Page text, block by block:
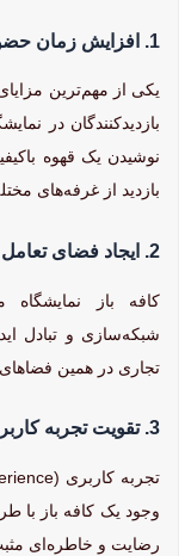
1. افزایش زمان حضور بازدیدکنندگان
یکی از مهم‌ترین
بازدیدکنندگان در
نوشیدن یک قهوه
بازدید از غرفه‌های
2. ایجاد فضای تعامل و شبکه‌سازی
کافه باز
شبکه‌سازی و تبادل
تجاری در همین
3. تقویت تجربه کاربری
وجود یک کافه باز
رضایت و خاطره‌ای مثبت